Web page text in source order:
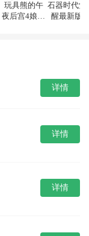
玩具熊的午
夜后宫4娘化
石器时代觉
醒最新版
详情
详情
详情